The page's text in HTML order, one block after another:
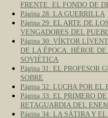
FRENTE. EL FONDO DE
Página 28: LA GUERRILLA
Página 29: EL ARTE DE LOS
VENGADORES DEL
Página 30: VÍKTOR
DE LA ÉPOCA. HÉROE
SOVIÉTICA
Página 31: EL PROFESOR
SOBRE
Página 32: LUCHA POR EL
Página 33: EL PRIMERO
RETAGUARDIA DEL
Página 34: LA SÁTIRA Y